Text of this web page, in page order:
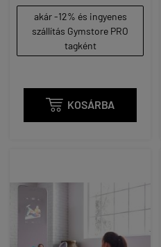
akár -12% és ingyenes
szállítás Gymstore PRO
tagként
 KOSÁRBA